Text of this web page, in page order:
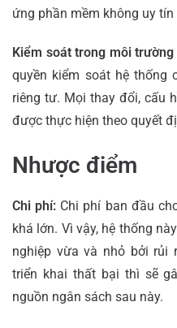
ứng phần mềm không uy
Kiểm soát trong môi
quyền kiểm soát hệ thống
riêng tư. Mọi thay đổi, cấu
được thực hiện theo quyết
Nhược điểm
Chi phí: Chi phí ban đầu
khá lớn. Vì vậy, hệ thống
nghiệp vừa và nhỏ bởi rủi
triển khai thất bại thì sẽ
nguồn ngân sách sau này.